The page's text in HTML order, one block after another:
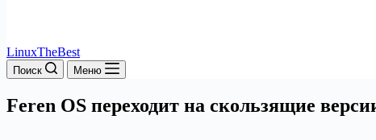
LinuxTheBest
Поиск Меню
Feren OS переходит на скользящие